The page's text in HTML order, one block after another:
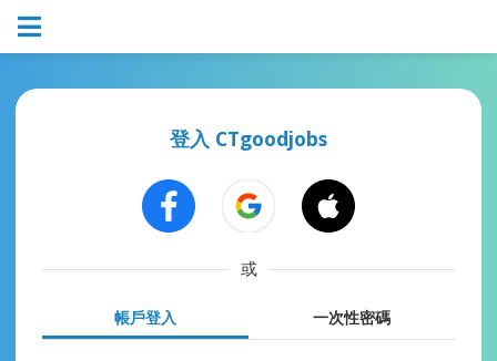
登入 CTgoodjobs
或
帳戶登入 一次性密碼